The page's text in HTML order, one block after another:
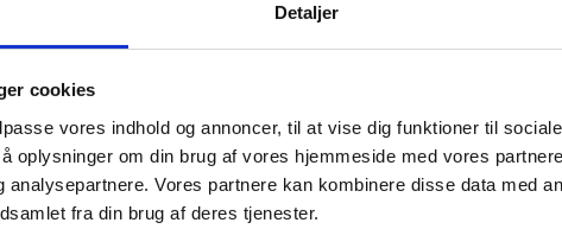
Detaljer
cookies
vores indhold og annoncer, til at vise dig funktioner til
oplysninger om din brug af vores hjemmeside med vores
analysepartnere. Vores partnere kan kombinere disse data med
fra din brug af deres tjenester.